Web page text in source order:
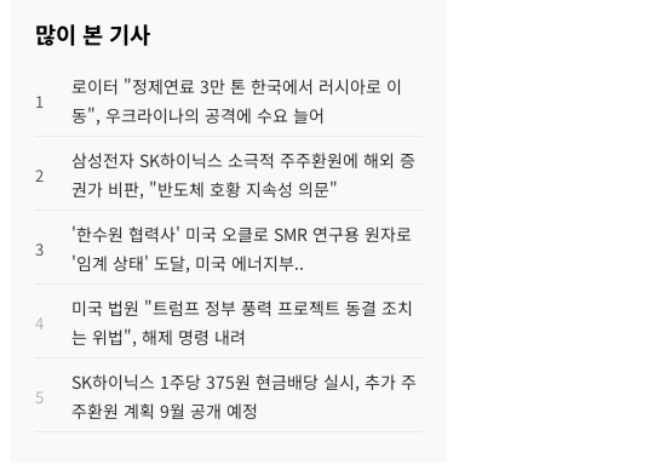
많이 본 기사
1
로이터 "정제연료 3만 톤 한국에서 러시아로 이
동", 우크라이나의 공격에 수요 늘어
2
삼성전자 SK하이닉스 소극적 주주환원에 해외 증
권가 비판, "반도체 호황 지속성 의문"
3
'한수원 협력사' 미국 오클로 SMR 연구용 원자로
'임계 상태' 도달, 미국 에너지부..
4
미국 법원 "트럼프 정부 풍력 프로젝트 동결 조치
는 위법", 해제 명령 내려
5
SK하이닉스 1주당 375원 현금배당 실시, 추가 주
주환원 계획 9월 공개 예정